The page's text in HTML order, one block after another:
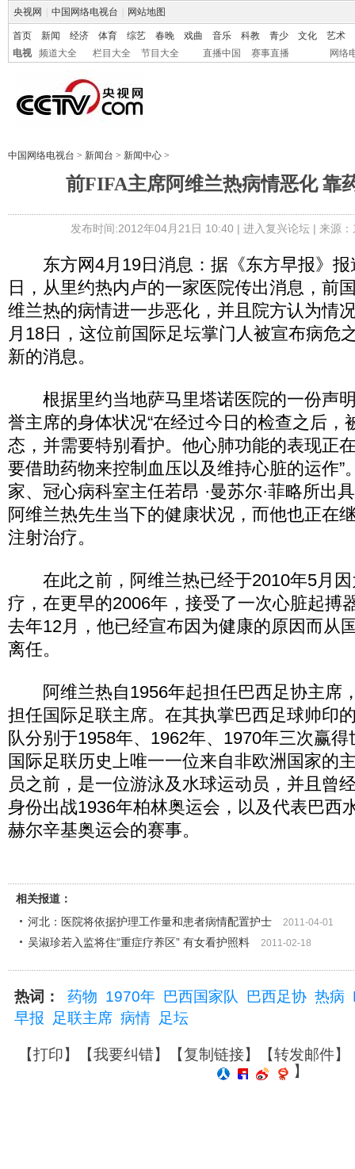
央视网 中国网络电视台 网站地图
首页 新闻 经济 体育 综艺 春晚 戏曲 音乐 科教 青少 文化
艺术
电视
频道大全 栏目大全 节目大全 直播中国 赛事直播 网络
中国网络电视台 > 新闻台 > 新闻中心 >
前FIFA主席阿维兰热病情恶化 靠
发布时间:2012年04月21日 10:40 | 进入复兴论坛| 来源
东方网4月19日消息：据《东方早报》报
日，从里约热内卢的一家医院传出消息，前
维兰热的病情进一步恶化，并且院方认为情
月18日，这位前国际足坛掌门人被宣布病危
新的消息。
根据里约当地萨马里塔诺医院的一份声
誉主席的身体状况“在经过今日的检查之后，
态，并需要特别看护。他心肺功能的表现正
要借助药物来控制血压以及维持心脏的运作”
家、冠心病科室主任若昂 ·曼苏尔·菲略所出
阿维兰热先生当下的健康状况，而他也正在
注射治疗。
在此之前，阿维兰热已经于2010年5月因
疗，在更早的2006年，接受了一次心脏起搏
去年12月，他已经宣布因为健康的原因而从
离任。
阿维兰热自1956年起担任巴西足协主席
担任国际足联主席。在其执掌巴西足球帅印
队分别于1958年、1962年、1970年三次赢
国际足联历史上唯一一位来自非欧洲国家的
员之前，是一位游泳及水球运动员，并且曾
身份出战1936年柏林奥运会，以及代表巴西
赫尔辛基奥运会的赛事。
相关报道：
河北：医院将依据护理工作量和患者病情配置护士
2011-04-01
吴淑珍若入监将住“重症疗养区” 有女看护照料 2011-02-18
热词： 药物 1970年 巴西国家队 巴西足协 热病
早报
足联主席 病情 足坛
【打印】【我要纠错】【复制链接】【转发邮件】
】